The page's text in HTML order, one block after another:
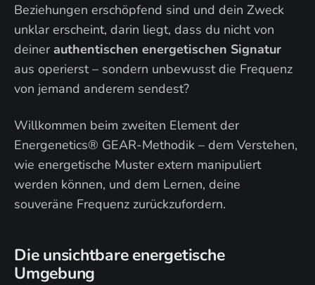
Beziehungen erschöpfend sind und dein Zweck
unklar erscheint, darin liegt, dass du nicht von
deinerauthentischen energetischen Signatur
aus operierst – sondern unbewusst die Frequenz
von jemand anderem sendest?
Willkommen beim zweiten Element der
Energenetics® GEAR-Methodik – dem Verstehen,
wie energetische Muster extern manipuliert
werden können, und dem Lernen, deine
souveräne Frequenz zurückzufordern.
Die unsichtbare energetische
Umgebung